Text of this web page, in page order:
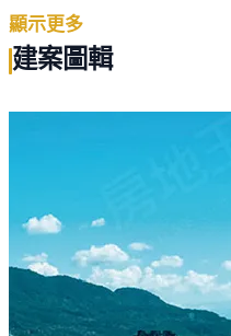
週邊環境，學區為祖國小
家樂、美麗華商場、淡水
心等，匯聚方便生活機能
站及淡金公路，輕鬆聯繫
https://blog.housetube.tw/
顯示更多
建案圖輯